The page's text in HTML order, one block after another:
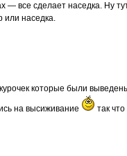
— все сделает наседка. Ну
или наседка.
которые были
на высиживание так